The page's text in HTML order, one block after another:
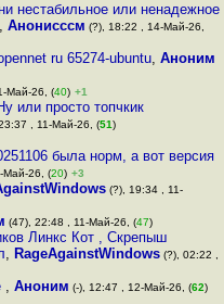
нестабильное или ненадежное
, Анонисссм (?), 18:22 , 14-Май-26,
ru 65274-ubuntu, Аноним
Май-26, (40) +1
или просто топчкик
, 11-Май-26, (51)
была норм, а вот версия
Май-26, (20) +3
(?), 19:34 , 11-
(47), 22:48 , 11-Май-26, (47)
Линкс Кот , Скрепыш
, RageAgainstWindows (?), 02:22 ,
, Аноним (-), 12:47 , 12-Май-26, (62)